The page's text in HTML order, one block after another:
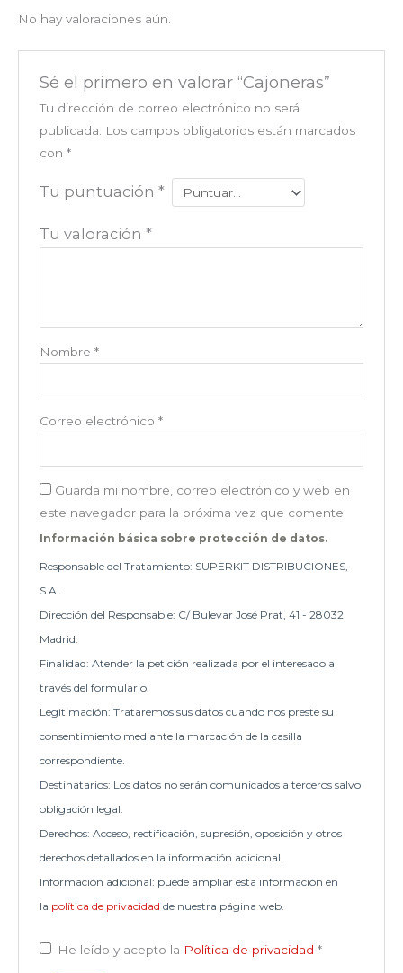
No hay valoraciones aún.
Sé el primero en valorar “Cajoneras”
Tu dirección de correo electrónico no será
publicada.
Los campos obligatorios están marcados
con *
Tu puntuación *
Tu valoración *
Nombre *
Correo electrónico *
Guarda mi nombre, correo electrónico y web en
este navegador para la próxima vez que comente.
Información básica sobre protección de datos.
Responsable del Tratamiento: SUPERKIT DISTRIBUCIONES,
S.A.
Dirección del Responsable: C/ Bulevar José Prat, 41 - 28032
Madrid.
Finalidad: Atender la petición realizada por el interesado a
través del formulario.
Legitimación: Trataremos sus datos cuando nos preste su
consentimiento mediante la marcación de la casilla
correspondiente.
Destinatarios: Los datos no serán comunicados a terceros salvo
obligación legal.
Derechos: Acceso, rectificación, supresión, oposición y otros
derechos detallados en la información adicional.
Información adicional: puede ampliar esta información en
la política de privacidad de nuestra página web.
He leído y acepto la Política de privacidad *